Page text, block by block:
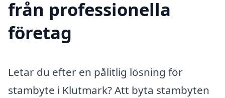
från professionella
företag
Letar du efter en pålitlig lösning för
stambyte i Klutmark? Att byta stambyten